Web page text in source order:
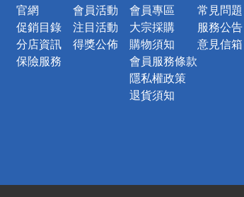
官網
促銷目錄
分店資訊
保險服務
會員活動
注目活動
得獎公佈
會員專區
大宗採購
購物須知
會員服務條款
隱私權政策
退貨須知
常見問題
服務公告
意見信箱